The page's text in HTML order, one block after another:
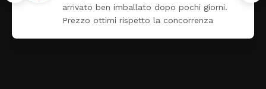
arrivato ben imballato dopo pochi giorni.
Prezzo ottimi rispetto la concorrenza